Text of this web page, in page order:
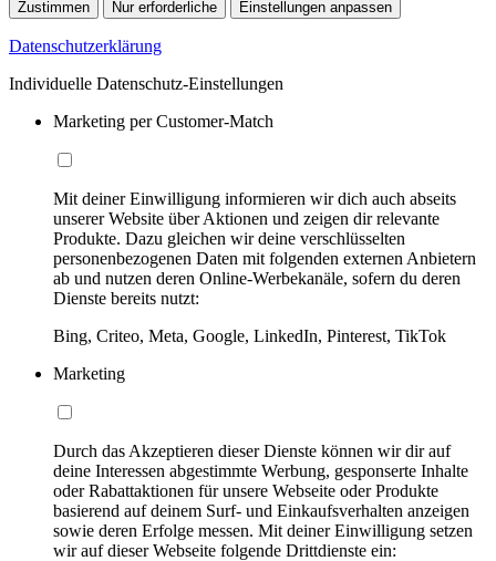
Zustimmen Nur erforderliche Einstellungen anpassen
Datenschutzerklärung
Individuelle Datenschutz-Einstellungen
Marketing per Customer-Match
Mit deiner Einwilligung informieren wir dich auch abseits
unserer Website über Aktionen und zeigen dir relevante
Produkte. Dazu gleichen wir deine verschlüsselten
personenbezogenen Daten mit folgenden externen Anbietern
ab und nutzen deren Online-Werbekanäle, sofern du deren
Dienste bereits nutzt:
Bing, Criteo, Meta, Google, LinkedIn, Pinterest, TikTok
Marketing
Durch das Akzeptieren dieser Dienste können wir dir auf
deine Interessen abgestimmte Werbung, gesponserte Inhalte
oder Rabattaktionen für unsere Webseite oder Produkte
basierend auf deinem Surf- und Einkaufsverhalten anzeigen
sowie deren Erfolge messen. Mit deiner Einwilligung setzen
wir auf dieser Webseite folgende Drittdienste ein: